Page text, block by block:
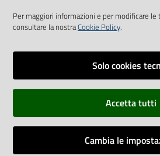
Vai alla pagina
Per maggiori informazioni e per modificare
consultare la nostraCookie Policy.
Solo cookies
Accetta tutti
Cambia le